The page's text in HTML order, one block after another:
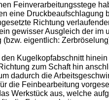
Feinverarbeitungsstege
eine Druckbeaufschlagung
Richtung
gewisser Ausgleich der im
eigentlich:
Kugelkopfabschnitt
zum Schaft hin
dadurch die
die Feinbearbeitung
Werkstück aus, welche